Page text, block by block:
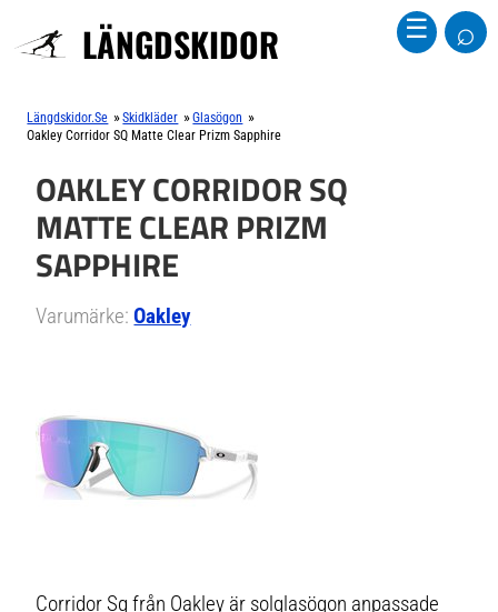
LÄNGDSKIDOR ☰ ⌕
Längdskidor.se »Skidkläder »Glasögon »
Oakley Corridor SQ Matte Clear Prizm Sapphire
OAKLEY CORRIDOR SQ
MATTE CLEAR PRIZM
SAPPHIRE
Varumärke:Oakley
Corridor Sq från Oakley är solglasögon anpassade